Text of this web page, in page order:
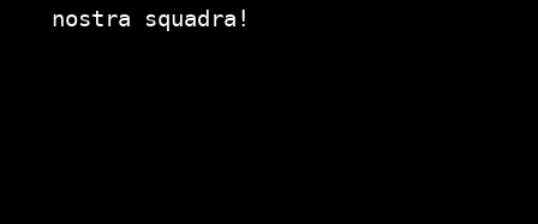
nostra squadra!